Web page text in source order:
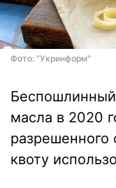
Фото: "Укринформ"
Беспошлинный
масла в 2020
разрешенного
квоту